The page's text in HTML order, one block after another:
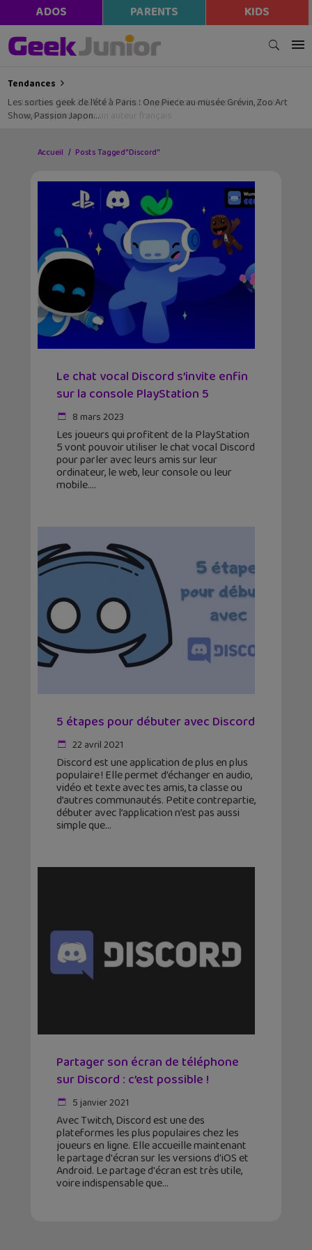
ADOS PARENTS KIDS
Tendances
Les sorties geek de l’été à Paris : One Piece au musée Grévin, Zoo Art
Show, Passion Japon…
Accueil Posts Tagged "Discord"
Le chat vocal Discord s’invite enfin
sur la console PlayStation 5
8 mars 2023
Les joueurs qui profitent de la PlayStation
5 vont pouvoir utiliser le chat vocal Discord
pour parler avec leurs amis sur leur
ordinateur, le web, leur console ou leur
mobile.
5 étapes pour débuter avec Discord
22 avril 2021
Discord est une application de plus en plus
populaire ! Elle permet d’échanger en audio,
vidéo et texte avec tes amis, ta classe ou
d’autres communautés. Petite contrepartie,
débuter avec l’application n’est pas aussi
simple que
Partager son écran de téléphone
sur Discord : c’est possible !
5 janvier 2021
Avec Twitch, Discord est une des
plateformes les plus populaires chez les
joueurs en ligne. Elle accueille maintenant
le partage d'écran sur les versions d'iOS et
Android. Le partage d'écran est très utile,
voire indispensable que